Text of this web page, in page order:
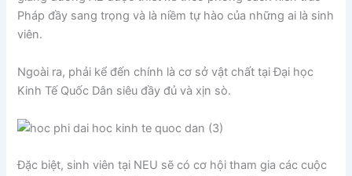
Pháp đầy sang trọng và là niềm tự hào của những ai là sinh
viên.
Ngoài ra, phải kể đến chính là cơ sở vật chất tại Đại học
Kinh Tế Quốc Dân siêu đầy đủ và xịn sò.
Đặc biệt, sinh viên tại NEU sẽ có cơ hội tham gia các cuộc